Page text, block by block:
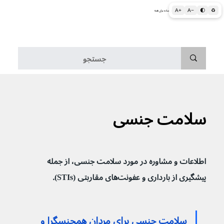
A+ A− 🌓 ♻ اطلاعات پزشکی و بهداشتی به زبان ساده برای همه
سلامت جنسی
اطلاعات و مشاوره در مورد سلامت جنسی، از جمله
پیشگیری از بارداری و عفونت‌های مقاربتی (STIs).